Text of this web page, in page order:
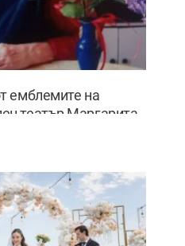
емблемите на
театър Маргарита